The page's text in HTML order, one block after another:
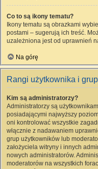
Co to są ikony tematu?
Ikony tematu są obrazkami
postami – sugerują ich treść.
uzależniona jest od uprawnień
Na górę
Rangi użytkownika i
Kim są administratorzy?
Administratorzy są
posiadającymi najwyższy
oni kontrolować wszystkie
włącznie z nadawaniem
grup użytkowników lub
założyciela witryny i innych
nowych administratorów.
moderatorów na wszystkich